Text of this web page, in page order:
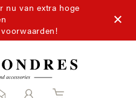
nu van extra hoge